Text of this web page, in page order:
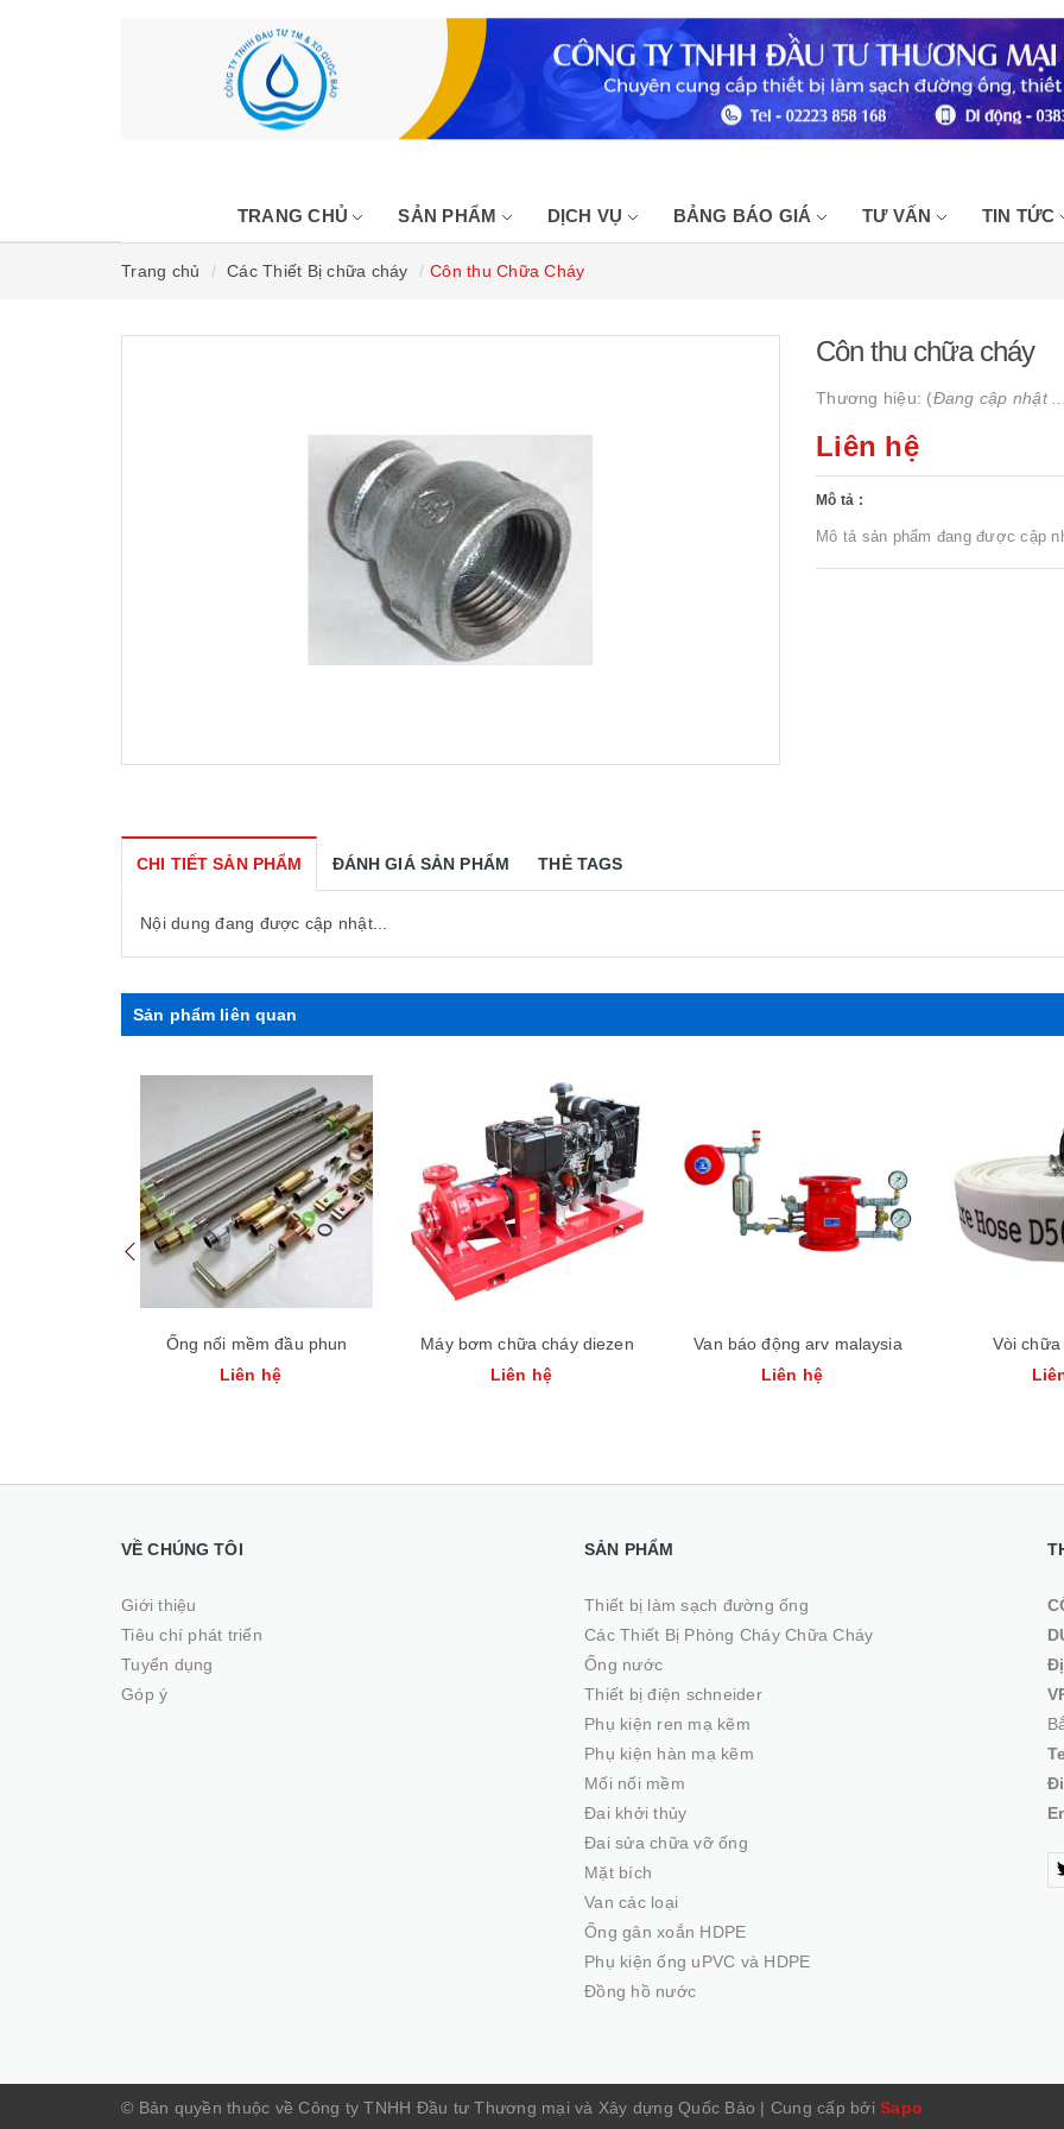
TRANG CHỦ SẢN PHẨM DỊCH VỤ BẢNG BÁO GIÁ TƯ VẤN TIN TỨC
Trang chủ Các Thiết Bị chữa cháy Côn thu Chữa Cháy
Côn thu chữa cháy
Thương hiệu: (Đang cập nhật
Liên hệ
Mô tả :
Mô tả sản phẩm đang được cập
CHI TIẾT SẢN PHẨM ĐÁNH GIÁ SẢN PHẨM THẺ TAGS
Nội dung đang được cập nhật...
Sản phẩm liên quan
Xem nhanh
Ống nối mềm đầu phun
Liên hệ
Máy bơm chữa cháy diezen
Liên hệ
Van báo động arv malaysia
Liên hệ
Vòi
VỀ CHÚNG TÔI
Giới thiệu
Tiêu chí phát triển
Tuyển dụng
Góp ý
SẢN PHẨM
Thiết bị làm sạch đường ống
Các Thiết Bị Phòng Cháy Chữa Cháy
Ống nước
Thiết bị điện schneider
Phụ kiện ren mạ kẽm
Phụ kiện hàn mạ kẽm
Mối nối mềm
Đai khởi thủy
Đai sửa chữa vỡ ống
Mặt bích
Van các loại
Ống gân xoắn HDPE
Phụ kiện ống uPVC và HDPE
Đồng hồ nước
© Bản quyền thuộc về Công ty TNHH Đầu tư Thương mại và Xây dựng Quốc Bảo | Cung cấp bởi Sapo